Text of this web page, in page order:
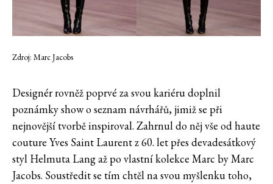
Zdroj: Marc Jacobs
Designér rovněž poprvé za svou kariéru doplnil
poznámky show o seznam návrhářů, jimiž se při
nejnovější tvorbě inspiroval. Zahrnul do něj vše od haute
couture Yves Saint Laurent z 60. let přes devadesátkový
styl Helmuta Lang až po vlastní kolekce Marc by Marc
Jacobs. Soustředit se tím chtěl na svou myšlenku toho,